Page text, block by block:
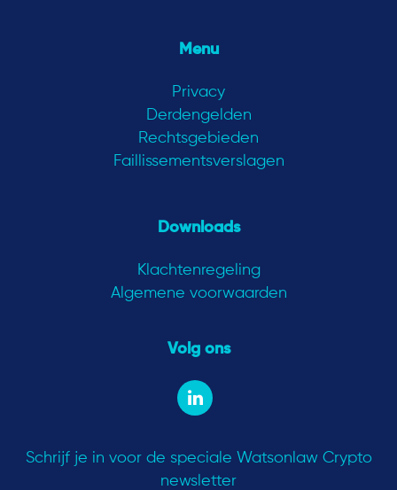
Menu
Privacy
Derdengelden
Rechtsgebieden
Faillissementsverslagen
Downloads
Klachtenregeling
Algemene voorwaarden
Volg ons
Schrijf je in voor de speciale Watsonlaw Crypto
newsletter